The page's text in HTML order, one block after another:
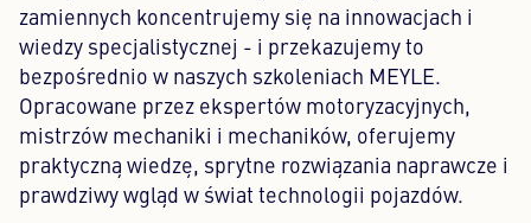
zamiennych koncentrujemy się na innowacjach i
wiedzy specjalistycznej - i przekazujemy to
bezpośrednio w naszych szkoleniach MEYLE.
Opracowane przez ekspertów motoryzacyjnych,
mistrzów mechaniki i mechaników, oferujemy
praktyczną wiedzę, sprytne rozwiązania naprawcze i
prawdziwy wgląd w świat technologii pojazdów.